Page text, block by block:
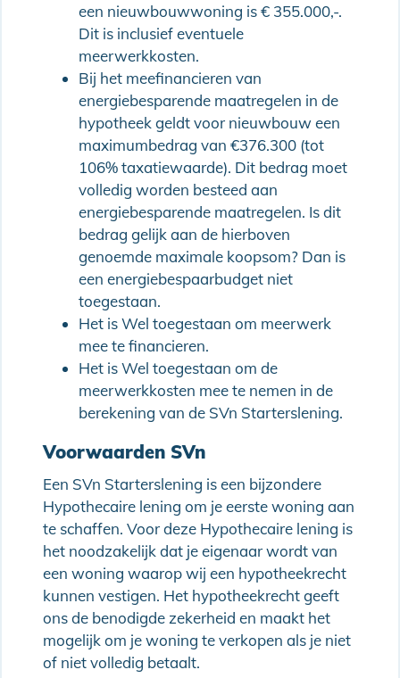
een nieuwbouwwoning is € 355.000,-.
Dit is inclusief eventuele
meerwerkkosten.
Bij het meefinancieren van
energiebesparende maatregelen in de
hypotheek geldt voor nieuwbouw een
maximumbedrag van €376.300 (tot
106% taxatiewaarde). Dit bedrag moet
volledig worden besteed aan
energiebesparende maatregelen. Is dit
bedrag gelijk aan de hierboven
genoemde maximale koopsom? Dan is
een energiebespaarbudget niet
toegestaan.
Het is Wel toegestaan om meerwerk
mee te financieren.
Het is Wel toegestaan om de
meerwerkkosten mee te nemen in de
berekening van de SVn Starterslening.
Voorwaarden SVn
Een SVn Starterslening is een bijzondere
Hypothecaire lening om je eerste woning aan
te schaffen. Voor deze Hypothecaire lening is
het noodzakelijk dat je eigenaar wordt van
een woning waarop wij een hypotheekrecht
kunnen vestigen. Het hypotheekrecht geeft
ons de benodigde zekerheid en maakt het
mogelijk om je woning te verkopen als je niet
of niet volledig betaalt.